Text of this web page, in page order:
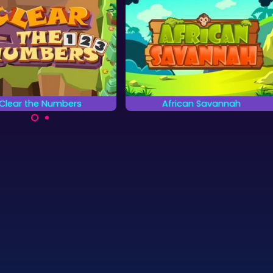
African Savannah Christmas Connect